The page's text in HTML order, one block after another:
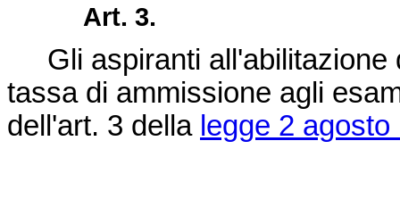
Art. 3.
Gli aspiranti all'abilitazione
tassa di ammissione agli
dell'art. 3 della legge 2